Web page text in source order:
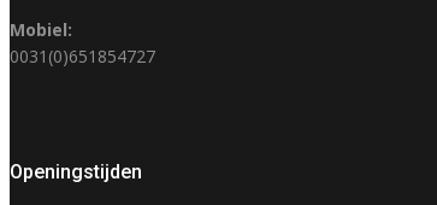
Mobiel:
0031(0)651854727
Openingstijden